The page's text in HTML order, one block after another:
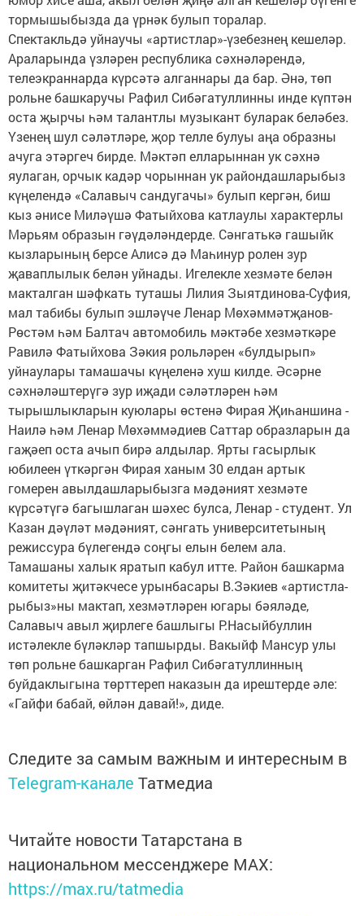
тормышыбызда да үрнәк булып торалар.
Спектакльдә уйнаучы «артистлар»-үзебезнең кешеләр.
Араларында үзләрен республика сәхнәләрендә,
телеэкраннарда күрсәтә алганнары да бар. Әнә, төп
рольне башкаручы Рафил Сибәгатуллинны инде күптән
оста җырчы һәм талантлы музыкант буларак беләбез.
Үзенең шул сәләтләре, җор телле булуы аңа образны
ачуга этәргеч бирде. Мәктәп елларыннан ук сәхнә
яулаган, орчык кадәр чорыннан ук райондашларыбыз
күңелендә «Салавыч сандугачы» булып кергән, биш
кыз әнисе Миләүшә Фатыйхова катлаулы характерлы
Мәрьям образын гәүдәләндерде. Сәнгатькә гашыйк
кызларының берсе Алисә дә Маһинур ролен зур
җаваплылык белән уйнады. Игелекле хезмәте белән
макталган шәфкать туташы Лилия Зыятдинова-Суфия,
мал табибы булып эшләүче Ленар Мөхәммәтҗанов-
Рөстәм һәм Балтач автомобиль мәктәбе хезмәткәре
Равилә Фатыйхова Зәкия рольләрен «булдырып»
уйнаулары тамашачы күңеленә хуш килде. Әсәрне
сәхнәләштерүгә зур иҗади сәләтләрен һәм
тырышлыкларын куюлары өстенә Фирая Җиһаншина -
Наилә һәм Ленар Мөхәммәдиев Саттар образларын да
гаҗәеп оста ачып бирә алдылар. Ярты гасырлык
юбилеен үткәргән Фирая ханым 30 елдан артык
гомерен авылдашларыбызга мәдәният хезмәте
күрсәтүгә багышлаган шәхес булса, Ленар - студент. Ул
Казан дәүләт мәдәният, сәнгать университетының
режиссура бүлегендә соңгы елын белем ала.
Тамашаны халык яратып кабул итте. Район башкарма
комитеты җитәкчесе урынбасары В.Зәкиев «артистла-
рыбыз»ны мактап, хезмәтләрен югары бәяләде,
Салавыч авыл җирлеге башлыгы Р.Насыйбуллин
истәлекле бүләкләр тапшырды. Вакыйф Мансур улы
төп рольне башкарган Рафил Сибәгатуллинның
буйдаклыгына төрттереп наказын да ирештерде әле:
«Гайфи бабай, өйлән давай!», диде.
Следите за самым важным и интересным в
Telegram-канале Татмедиа
Читайте новости Татарстана в
национальном мессенджере MАХ:
https://max.ru/tatmedia